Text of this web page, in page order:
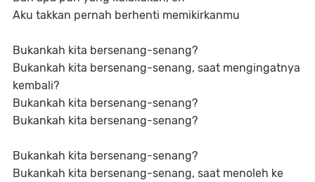
Aku takkan pernah berhenti memikirkanmu
Bukankah kita bersenang-senang?
Bukankah kita bersenang-senang, saat mengingatnya
kembali?
Bukankah kita bersenang-senang?
Bukankah kita bersenang-senang?
Bukankah kita bersenang-senang?
Bukankah kita bersenang-senang, saat menoleh ke